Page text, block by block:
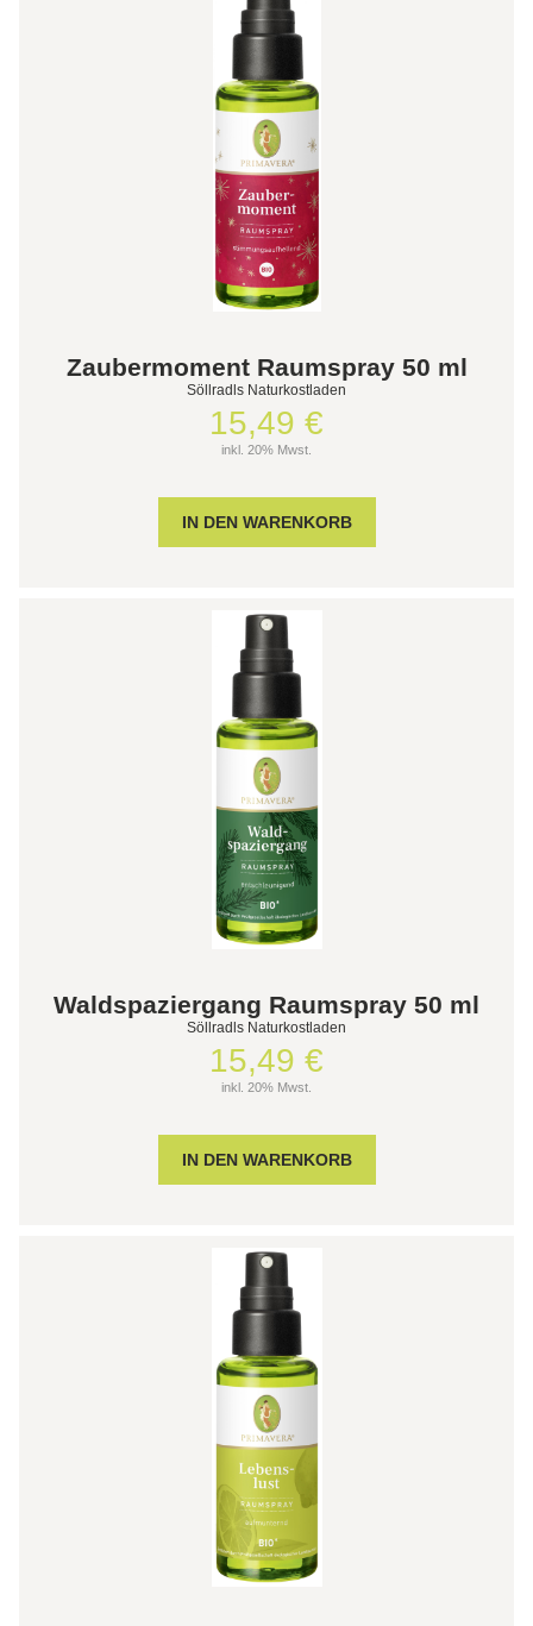
Zaubermoment Raumspray 50 ml
Söllradls Naturkostladen
15,49 €
inkl. 20% Mwst.
Waldspaziergang Raumspray 50 ml
Söllradls Naturkostladen
15,49 €
inkl. 20% Mwst.